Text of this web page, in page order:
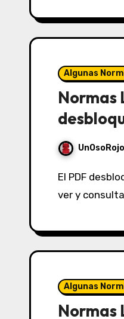
Algunas
Normas
UnOsoRojo
El PDF desbloqueado del boletín de Normas Legales de El Peruano del 11/05/2015 lo puedes
ver y
Algunas
Normas